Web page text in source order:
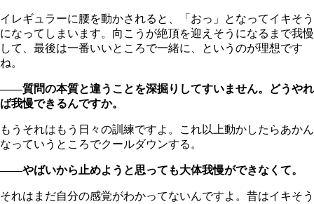
イレギュラーに腰を動かされると、「おっ」となってイキそう
になってしまいます。向こうが絶頂を迎えそうになるまで我慢
して、最後は一番いいところで一緒に、というのが理想です
ね。
――質問の本質と違うことを深掘りしてすいません。どうやれ
ば我慢できるんですか。
もうそれはもう日々の訓練ですよ。これ以上動かしたらあかん
なっていうところでクールダウンする。
――やばいから止めようと思っても大体我慢ができなくて。
それはまだ自分の感覚がわかってないんですよ。昔はイキそう